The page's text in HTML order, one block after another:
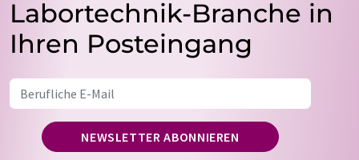
Labortechnik-Branche in
Ihren Posteingang
NEWSLETTER ABONNIEREN